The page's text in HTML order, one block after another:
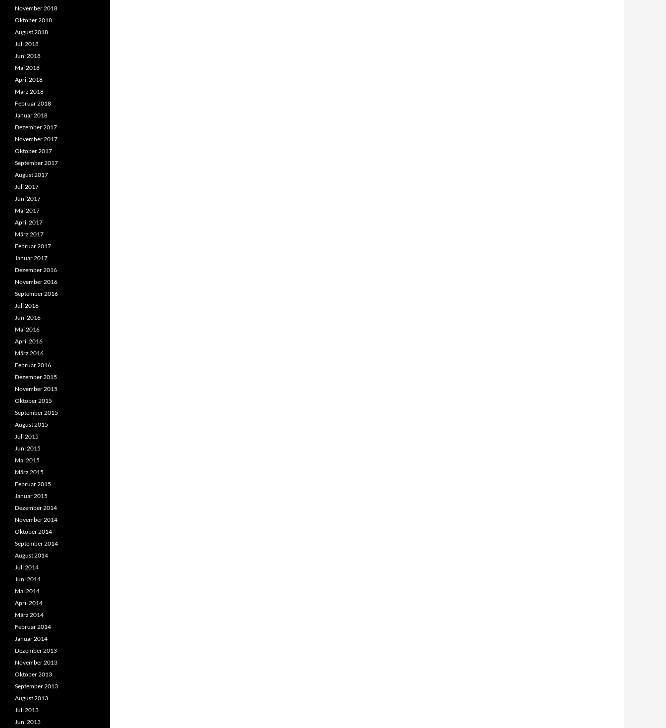
November 2018
Oktober 2018
August 2018
Juli 2018
Juni 2018
Mai 2018
April 2018
März 2018
Februar 2018
Januar 2018
Dezember 2017
November 2017
Oktober 2017
September 2017
August 2017
Juli 2017
Juni 2017
Mai 2017
April 2017
März 2017
Februar 2017
Januar 2017
Dezember 2016
November 2016
September 2016
Juli 2016
Juni 2016
Mai 2016
April 2016
März 2016
Februar 2016
Dezember 2015
November 2015
Oktober 2015
September 2015
August 2015
Juli 2015
Juni 2015
Mai 2015
März 2015
Februar 2015
Januar 2015
Dezember 2014
November 2014
Oktober 2014
September 2014
August 2014
Juli 2014
Juni 2014
Mai 2014
April 2014
März 2014
Februar 2014
Januar 2014
Dezember 2013
November 2013
Oktober 2013
September 2013
August 2013
Juli 2013
Juni 2013